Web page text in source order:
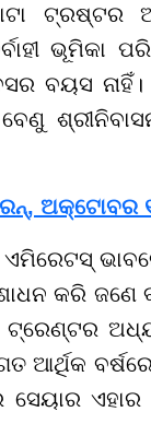
ଭୂମିକା
ବୟସ ନାହିଁ।
ଶ୍ରୀନିବାସନ
ଅକ୍ଟୋବର
କରି
ଟ୍ରେଣ୍ଟର
ଆର୍ଥିକ
ଏହାର